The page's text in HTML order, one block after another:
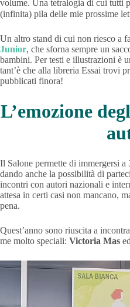
volume. Una tetralogia di cui tutti
(infinita) pila delle mie prossime
Un altro stand di cui non riesco a
Junior, che sforna sempre un
bambini. Per testi e illustrazioni è
tant’è che alla libreria Essai trovi
pubblicati finora!
L’emozione
Il Salone permette di immergersi
dando anche la possibilità di
incontri con autori nazionali e
attesa in certi casi non mancano,
pena.
Quest’anno sono riuscita a
me molto speciali: Victoria Mas ed